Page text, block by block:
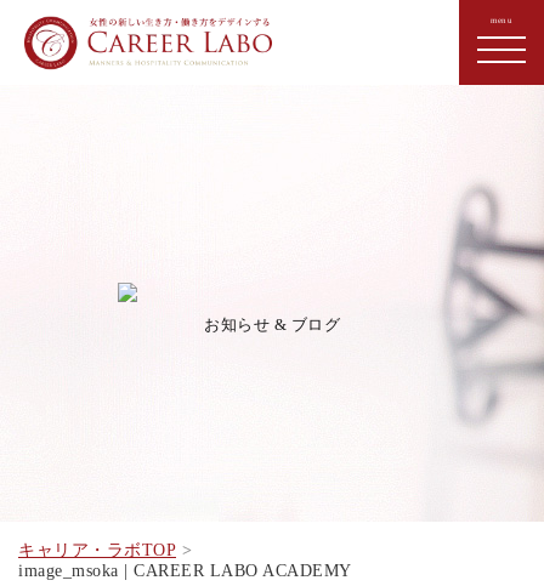
お知らせ & ブログ
キャリア・ラボTOP
image_msoka | CAREER LABO ACADEMY